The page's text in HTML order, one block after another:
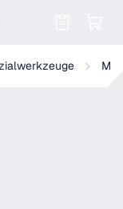
Länge 37 mm